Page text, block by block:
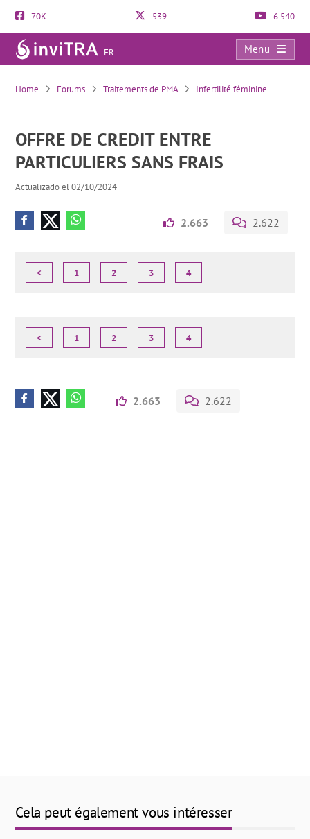
70K 539 6.540
FR
Menu
OFFRE DE CREDIT ENTRE PARTICULIERS SANS FRAIS
Home Forums Traitements de PMA Infertilité féminine
OFFRE DE CREDIT ENTRE
PARTICULIERS SANS FRAIS
Actualizado el 02/10/2024
2.663 2.622
< 1 2 3 4
< 1 2 3 4
2.663 2.622
Cela peut également vous intéresser